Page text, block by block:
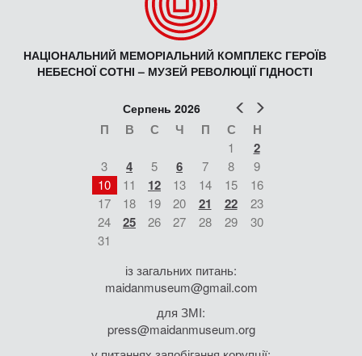
НАЦІОНАЛЬНИЙ МЕМОРІАЛЬНИЙ КОМПЛЕКС ГЕРОЇВ
НЕБЕСНОЇ СОТНІ – МУЗЕЙ РЕВОЛЮЦІЇ ГІДНОСТІ
Попер
Серпень 2026
П В С Ч П С Н
1 2
3 4 5 6 7 8
9
10
11 12 13 14 15
16
17
18 19 20 21 22
23
24
25 26 27 28 29
30
31
із загальних питань:
maidanmuseum@gmail.com
для ЗМІ:
press@maidanmuseum.org